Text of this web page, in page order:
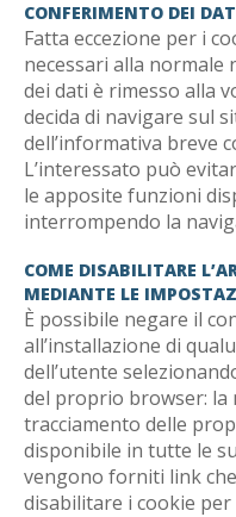
CONFERIMENTO DEI
Fatta eccezione per i
necessari alla normale
dei dati è rimesso alla
decida di navigare sul
dell’informativa breve
L’interessato può
le apposite funzioni
interrompendo la
COME DISABILITARE
MEDIANTE LE
È possibile negare il
all’installazione di
dell’utente
del proprio browser: la
tracciamento delle
disponibile in tutte le
vengono forniti link
disabilitare i cookie